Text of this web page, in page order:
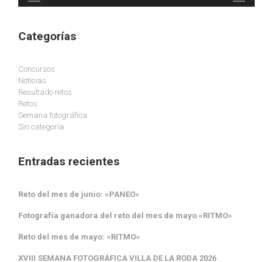
Categorías
Concursos
Noticias
Resultado retos
Retos
Semana fotográfica
Sin categoría
Entradas recientes
Reto del mes de junio: «PANEO»
Fotografía ganadora del reto del mes de mayo «RITMO»
Reto del mes de mayo: «RITMO»
XVIII SEMANA FOTOGRÁFICA VILLA DE LA RODA 2026